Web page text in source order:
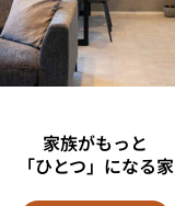
家族がもっと
「ひとつ」になる家